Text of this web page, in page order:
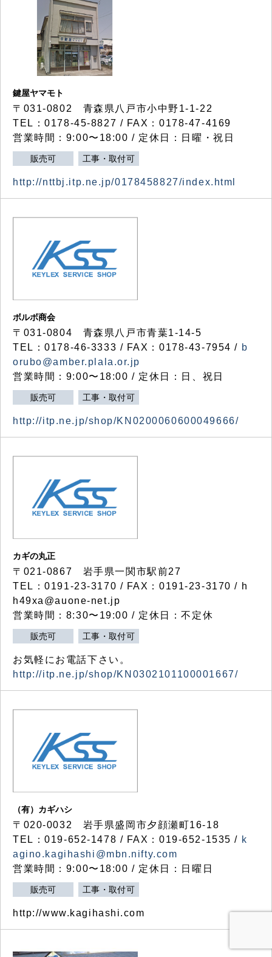
鍵屋ヤマモト
〒031-0802 青森県八戸市小中野1-1-22
TEL：0178-45-8827 / FAX：0178-47-4169
営業時間：9:00〜18:00 / 定休日：日曜・祝日
販売可 工事・取付可
http://nttbj.itp.ne.jp/0178458827/index.html
ボルボ商会
〒031-0804 青森県八戸市青葉1-14-5
TEL：0178-46-3333 / FAX：0178-43-7954 / b
orubo@amber.plala.or.jp
営業時間：9:00〜18:00 / 定休日：日、祝日
販売可 工事・取付可
http://itp.ne.jp/shop/KN0200060600049666/
カギの丸正
〒021-0867 岩手県一関市駅前27
TEL：0191-23-3170 / FAX：0191-23-3170 / h
h49xa@auone-net.jp
営業時間：8:30〜19:00 / 定休日：不定休
販売可 工事・取付可
お気軽にお電話下さい。
http://itp.ne.jp/shop/KN0302101100001667/
（有）カギハシ
〒020-0032 岩手県盛岡市夕顔瀬町16-18
TEL：019-652-1478 / FAX：019-652-1535 / k
agino.kagihashi@mbn.nifty.com
営業時間：9:00〜18:00 / 定休日：日曜日
販売可 工事・取付可
http://www.kagihashi.com